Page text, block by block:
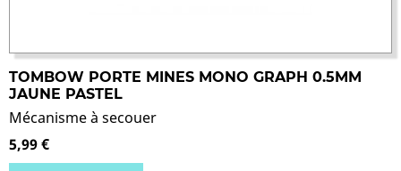
TOMBOW PORTE MINES MONO GRAPH 0.5MM
JAUNE PASTEL
Mécanisme à secouer
5,99 €